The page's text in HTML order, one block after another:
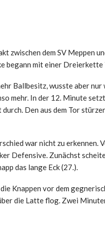
zwischen dem SV Meppen
begann mit einer
Ballbesitz, wusste aber
mehr. In der 12. Minute
Den aus dem Tor
war nicht zu erkennen.
Defensive. Zunächst
das lange Eck (27.).
Knappen vor dem
die Latte flog. Zwei